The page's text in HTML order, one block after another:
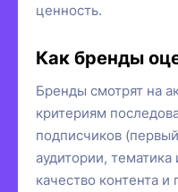
ценность.
Как бренды
Бренды смотрят на
критериям
подписчиков
аудитории, тематика
качество контента и